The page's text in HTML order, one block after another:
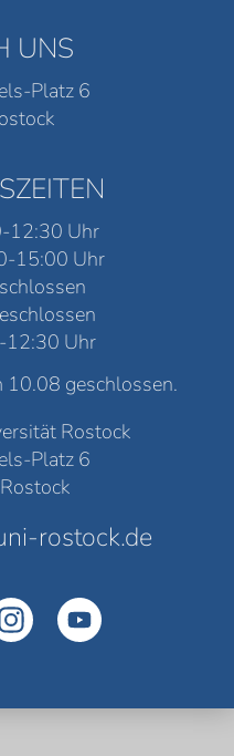
UNS
Platz 6
12:30 Uhr
15:00 Uhr
12:30 Uhr
10.08 geschlossen.
Rostock
Platz 6
rostock.de